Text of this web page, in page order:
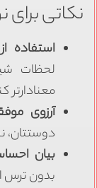
نکاتی
استفاده
لحظات
معنادارتر
آرزوی
دوستتان،
بیان
بدون ترس